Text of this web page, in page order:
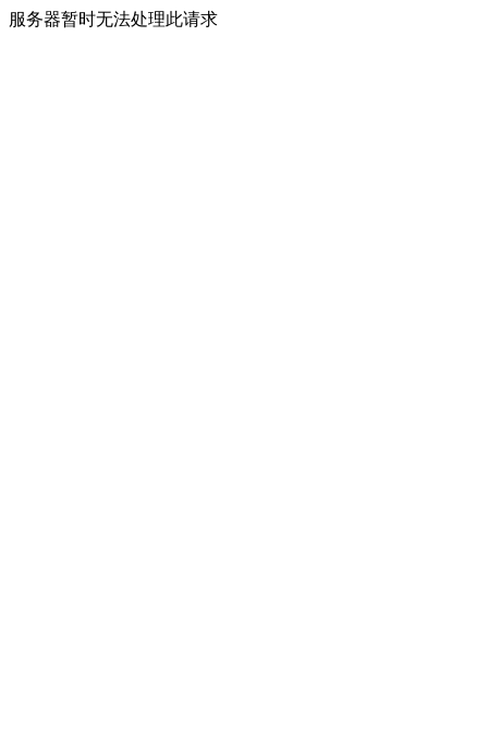
服务器暂时无法处理此请求